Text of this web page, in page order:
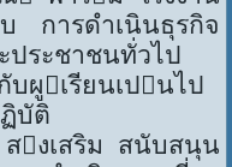
บ การดำเนินธุรกิจ
ประชาชนทั่วไป
บผูเรียนเปนไป
บัติ
สริม สนับสนุน